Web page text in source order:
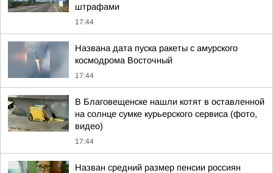
штрафами
17:44
Названа дата пуска ракеты с амурского
космодрома Восточный
17:44
В Благовещенске нашли котят в оставленной
на солнце сумке курьерского сервиса (фото,
видео)
17:44
Назван средний размер пенсии россиян